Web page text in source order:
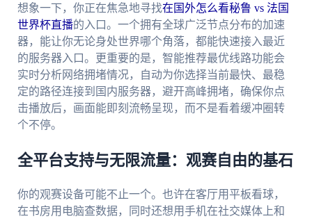
想象一下，你正在焦急地寻找在国外怎么看秘鲁 vs 法国
世界杯直播的入口。一个拥有全球广泛节点分布的加速
器，能让你无论身处世界哪个角落，都能快速接入最近
的服务器入口。更重要的是，智能推荐最优线路功能会
实时分析网络拥堵情况，自动为你选择当前最快、最稳
定的路径连接到国内服务器，避开高峰拥堵，确保你点
击播放后，画面能即刻流畅呈现，而不是看着缓冲圈转
个不停。
全平台支持与无限流量：观赛自由的基石
你的观赛设备可能不止一个。也许在客厅用平板看球，
在书房用电脑查数据，同时还想用手机在社交媒体上和